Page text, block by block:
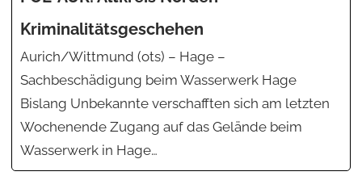
Kriminalitätsgeschehen
Aurich/Wittmund (ots) – Hage –
Sachbeschädigung beim Wasserwerk Hage
Bislang Unbekannte verschafften sich am letzten
Wochenende Zugang auf das Gelände beim
Wasserwerk in Hage…